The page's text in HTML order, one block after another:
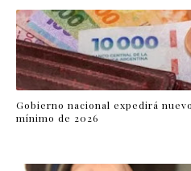
Gobierno nacional expedirá
mínimo de 2026